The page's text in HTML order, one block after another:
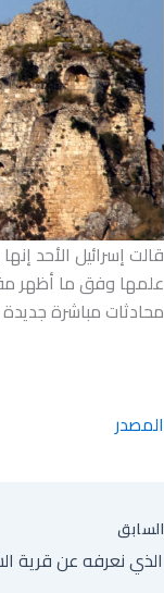
قالت إسرائيل الأحد
علمها وفق ما أظهر
محادثات مباشرة جديدة هي
المصدر
السابق